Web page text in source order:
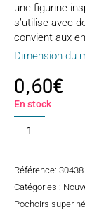
une figurine
s’utilise avec
convient aux
Dimension du
0,60€
En stock
de
petit
brick-
Référence: 30438
Catégories :
Pochoirs super